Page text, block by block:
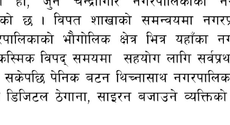
जानकारी शुसासन सेवा
राष्ट्रिय दैनिक पत्रिकामा प्रकाशित) |
०१/०८ गतेको गोरखापत्र राष्ट्रिय दैनिक पत्रिकामा